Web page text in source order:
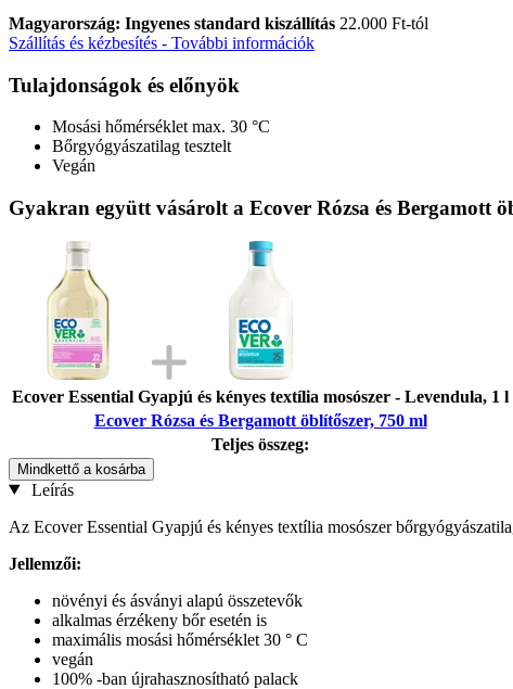
Magyarország: Ingyenes standard kiszállítás 22.000 Ft-tól
Szállítás és kézbesítés - További információk
Tulajdonságok és előnyök
Mosási hőmérséklet max. 30 °C
Bőrgyógyászatilag tesztelt
Vegán
Gyakran együtt vásárolt a Ecover Rózsa és Bergamott
Ecover Essential Gyapjú és kényes textília mosószer - Levendula, 1 l
Ecover Rózsa és Bergamott öblítőszer, 750 ml
Teljes összeg:
Mindkettő a kosárba
Leírás
Az Ecover Essential Gyapjú és kényes textília mosószer
Jellemzői:
növényi és ásványi alapú összetevők
alkalmas érzékeny bőr esetén is
maximális mosási hőmérséklet 30 ° C
vegán
100% -ban újrahasznosítható palack